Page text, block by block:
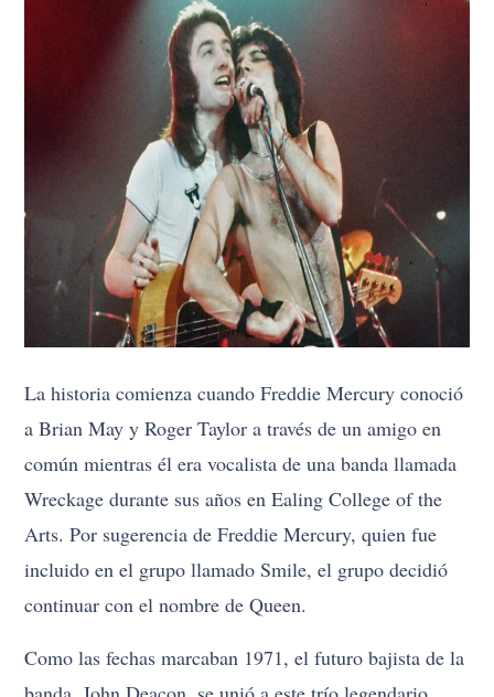
La historia comienza cuando Freddie Mercury conoció
a Brian May y Roger Taylor a través de un amigo en
común mientras él era vocalista de una banda llamada
Wreckage durante sus años en Ealing College of the
Arts. Por sugerencia de Freddie Mercury, quien fue
incluido en el grupo llamado Smile, el grupo decidió
continuar con el nombre de Queen.
Como las fechas marcaban 1971, el futuro bajista de la